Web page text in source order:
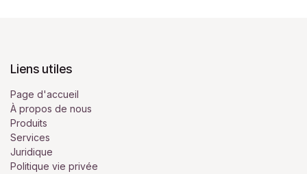
Liens utiles
Page d'accueil
À propos de nous
Produits
Services
Juridique
Politique vie privée